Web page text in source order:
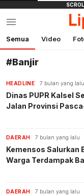
Semua Video
#Banjir
HEADLINE 7 bulan yang lalu
Dinas PUPR Kalsel
Jalan Provinsi
DAERAH 7 bulan yang lalu
Kemensos Salurkan
Warga Terdampak
DAERAH 7 bulan yang lalu